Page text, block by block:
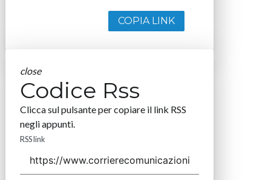
COPIA LINK
close
Codice Rss
Clicca sul pulsante per copiare il link RSS
negli appunti.
RSS link